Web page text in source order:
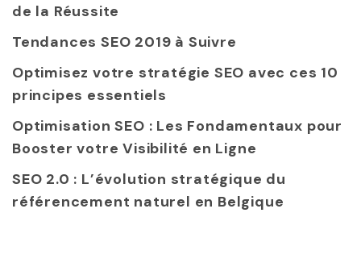
de la Réussite
Tendances SEO 2019 à Suivre
Optimisez votre stratégie SEO avec ces 10
principes essentiels
Optimisation SEO : Les Fondamentaux pour
Booster votre Visibilité en Ligne
SEO 2.0 : L’évolution stratégique du
référencement naturel en Belgique